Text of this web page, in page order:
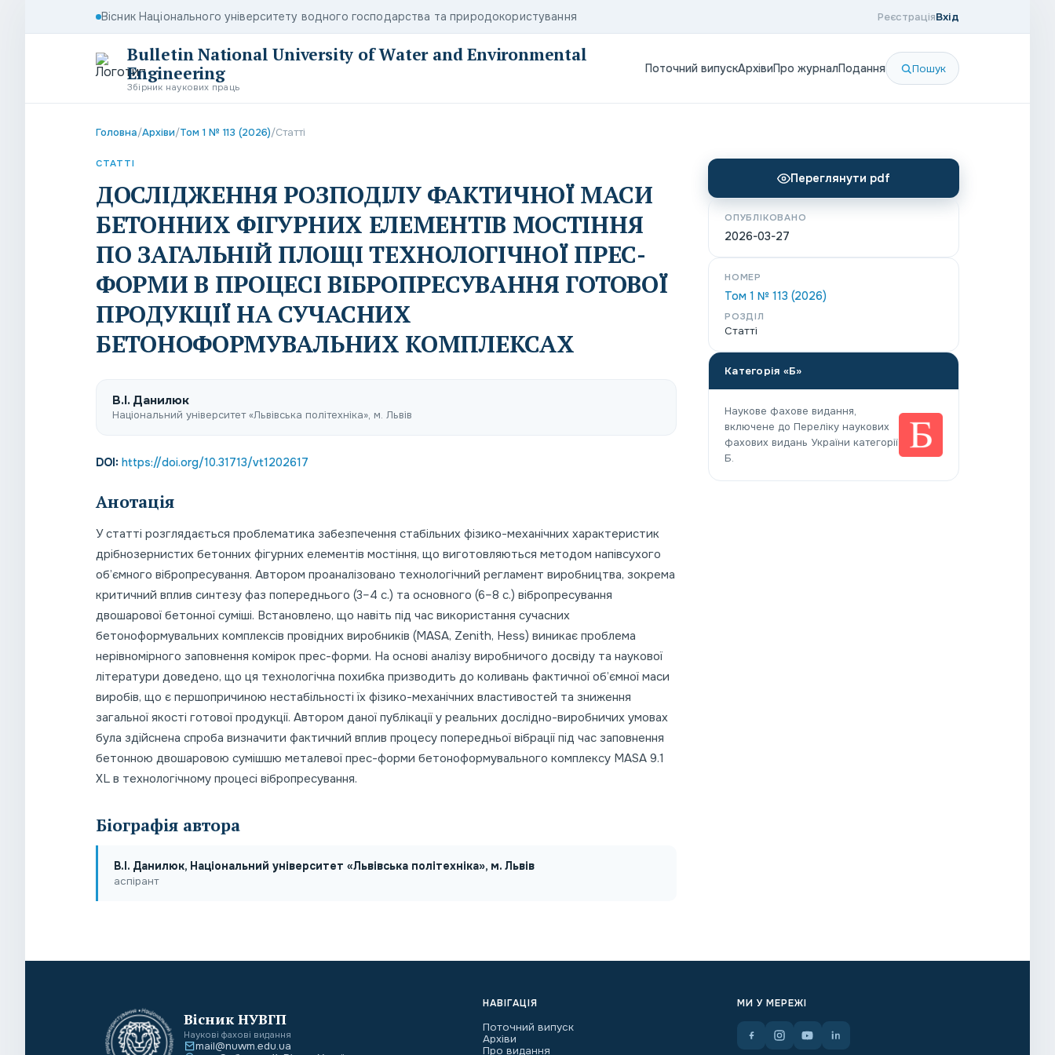
Вісник Національного університету водного господарства та природокористування РеєстраціяВхід
Bulletin National University of Water and Environmental
Engineering
Збірник наукових праць
Поточний випускАрхівиПро журналПодання Пошук
Головна/Архіви/Том 1 № 113 (2026)/Статті
СТАТТІ
ДОСЛІДЖЕННЯ РОЗПОДІЛУ ФАКТИЧНОЇ МАСИ
БЕТОННИХ ФІГУРНИХ ЕЛЕМЕНТІВ МОСТІННЯ
ПО ЗАГАЛЬНІЙ ПЛОЩІ ТЕХНОЛОГІЧНОЇ ПРЕС-
ФОРМИ В ПРОЦЕСІ ВІБРОПРЕСУВАННЯ ГОТОВОЇ
ПРОДУКЦІЇ НА СУЧАСНИХ
БЕТОНОФОРМУВАЛЬНИХ КОМПЛЕКСАХ
В.І. Данилюк
Національний університет «Львівська політехніка», м. Львів
DOI: https://doi.org/10.31713/vt1202617
Анотація
У статті розглядається проблематика забезпечення стабільних фізико-механічних характеристик
дрібнозернистих бетонних фігурних елементів мостіння, що виготовляються методом напівсухого
об’ємного вібропресування. Автором проаналізовано технологічний регламент виробництва, зокрема
критичний вплив синтезу фаз попереднього (3–4 с.) та основного (6–8 с.) вібропресування
двошарової бетонної суміші. Встановлено, що навіть під час використання сучасних
бетоноформувальних комплексів провідних виробників (MASA, Zenith, Hess) виникає проблема
нерівномірного заповнення комірок прес-форми. На основі аналізу виробничого досвіду та наукової
літератури доведено, що ця технологічна похибка призводить до коливань фактичної об’ємної маси
виробів, що є першопричиною нестабільності їх фізико-механічних властивостей та зниження
загальної якості готової продукції. Автором даної публікації у реальних дослідно-виробничих умовах
була здійснена спроба визначити фактичний вплив процесу попередньої вібрації під час заповнення
бетонною двошаровою сумішшю металевої прес-форми бетоноформувального комплексу MASA 9.1
XL в технологічному процесі вібропресування.
Біографія автора
В.І. Данилюк, Національний університет «Львівська політехніка», м. Львів
аспірант
Переглянути pdf
ОПУБЛІКОВАНО
2026-03-27
НОМЕР
Том 1 № 113 (2026)
РОЗДІЛ
Статті
Категорія «Б»
Наукове фахове видання,
включене до Переліку наукових
фахових видань України категорії
Б.
Вісник НУВГП
Наукові фахові видання
mail@nuwm.edu.ua
НАВІГАЦІЯ
Поточний випуск
Архіви
Про видання
МИ У МЕРЕЖІ